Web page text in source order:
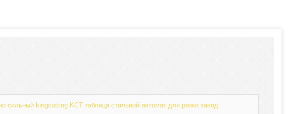
сильный kingcutting KCT таблица стальной автомат для резки завод